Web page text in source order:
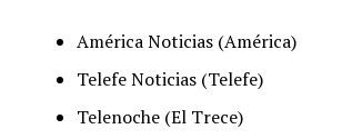
América Noticias (América)
Telefe Noticias (Telefe)
Telenoche (El Trece)